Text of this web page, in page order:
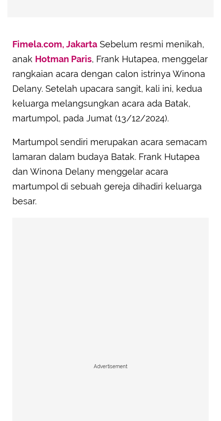
Fimela.com, Jakarta Sebelum resmi menikah,
anak Hotman Paris, Frank Hutapea, menggelar
rangkaian acara dengan calon istrinya Winona
Delany. Setelah upacara sangit, kali ini, kedua
keluarga melangsungkan acara ada Batak,
martumpol, pada Jumat (13/12/2024).
Martumpol sendiri merupakan acara semacam
lamaran dalam budaya Batak. Frank Hutapea
dan Winona Delany menggelar acara
martumpol di sebuah gereja dihadiri keluarga
besar.
Advertisement